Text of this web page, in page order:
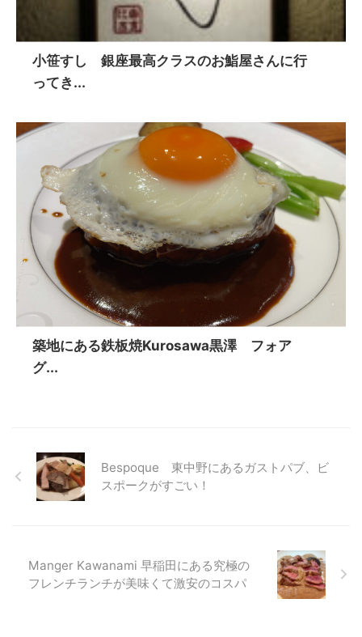
小笹すし 銀座最高クラスのお鮨屋さんに行
ってき...
築地にある鉄板焼Kurosawa黒澤 フォア
グ...
Bespoque 東中野にあるガストパブ、ビ
スポークがすごい！
Manger Kawanami 早稲田にある究極の
フレンチランチが美味くて激安のコスパ